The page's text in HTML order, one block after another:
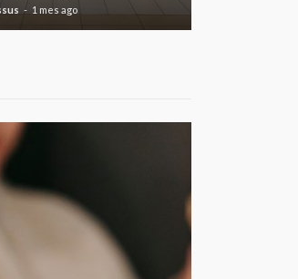
1 mes ago